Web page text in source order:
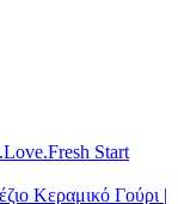
Κεραμικό Γούρι |